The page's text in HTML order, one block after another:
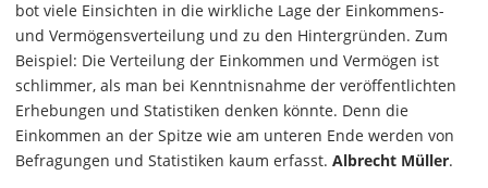
bot viele Einsichten in die wirkliche Lage der Einkommens-
und Vermögensverteilung und zu den Hintergründen. Zum
Beispiel: Die Verteilung der Einkommen und Vermögen ist
schlimmer, als man bei Kenntnisnahme der veröffentlichten
Erhebungen und Statistiken denken könnte. Denn die
Einkommen an der Spitze wie am unteren Ende werden von
Befragungen und Statistiken kaum erfasst. Albrecht Müller.